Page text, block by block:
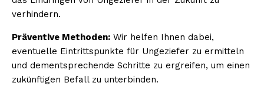
verhindern.
Präventive Methoden: Wir helfen Ihnen dabei,
eventuelle Eintrittspunkte für Ungeziefer zu ermitteln
und dementsprechende Schritte zu ergreifen, um einen
zukünftigen Befall zu unterbinden.